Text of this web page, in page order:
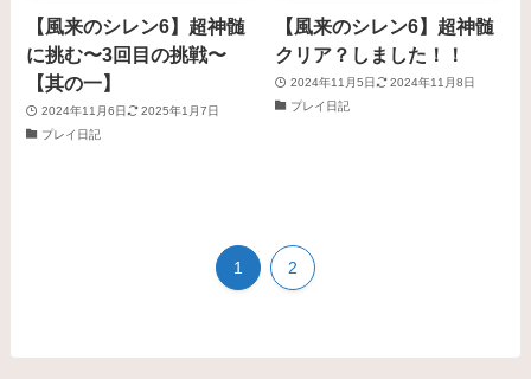
【風来のシレン6】超神髄
に挑む〜3回目の挑戦〜
【其の一】
2024年11月6日
2025年1月7日
プレイ日記
【風来のシレン6】超神髄
クリア？しました！！
2024年11月5日
2024年11月8日
プレイ日記
1 2